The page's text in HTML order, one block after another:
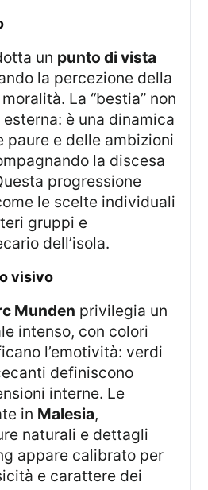
un punto di vista
la percezione della
La “bestia” non
è una dinamica
paure e delle ambizioni
la discesa
progressione
le scelte individuali
gruppi e
dell’isola.
visivo
Munden privilegia un
intenso, con colori
l’emotività: verdi
definiscono
interne. Le
in Malesia,
naturali e dettagli
appare calibrato per
e carattere dei